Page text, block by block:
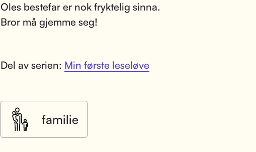
Oles bestefar er nok fryktelig sinna.
Bror må gjemme seg!
Del av serien: Min første leseløve
familie